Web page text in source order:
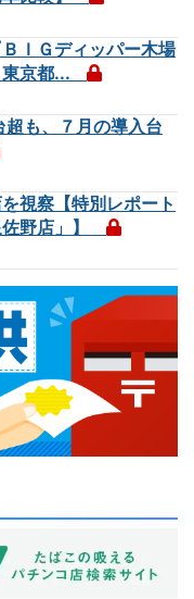
ＩＧディッパー木場
京都...
超も、７月の導入台
視察【特別レポート
佐野店」】